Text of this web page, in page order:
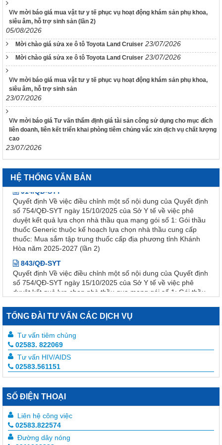
V/v mời báo giá mua vật tư y tế phục vụ hoạt động khám sản phụ khoa,
siêu âm, hỗ trợ sinh sản (lần 2)
05/08/2026
Mời chào giá sửa xe ô tô Toyota Land Cruiser 23/07/2026
Mời chào giá sửa xe ô tô Toyota Land Cruiser 23/07/2026
V/v mời báo giá mua vật tư y tế phục vụ hoạt động khám sản phụ khoa,
siêu âm, hỗ trợ sinh sản
23/07/2026
V/v mời báo giá Tư vấn thẩm định giá tài sản công sử dụng cho mục đích
liên doanh, liên kết triển khai phòng tiêm chủng vắc xin dịch vụ chất lượng
cao
23/07/2026
HỆ THỐNG VĂN BẢN
3639/QĐ-BYT
Quyết định Về việc ban hành tài liệu chuyên môn “Hướng dẫn
quy trình kỹ thuật về Huyết học” – Tập 1
3633/QĐ-BYT
Quyết định Về việc ban hành tài liệu chuyên môn “Hướng dẫn
quy trình kỹ thuật về tạo máu và lympho - Tập 2.1”
3632/QĐ-BYT
Quyết định Về việc ban hành tài liệu chuyên môn “Hướng dẫn
quy trình kỹ thuật về tạo máu và lympho - Tập 1.1”
Quyết định Về việc ban hành tài liệu chuyên môn “Hướng dẫn
quy trình kỹ thuật về Răng Hàm Mặt – Tập 1”
3247 /QĐ-BYT
914/QĐ-SYT
Quyết định Về việc điều chỉnh một số nội dung của Quyết định
số 754/QĐ-SYT ngày 15/10/2025 của Sở Y tế về việc phê
duyệt kết quả lựa chọn nhà thầu qua mạng gói số 1: Gói thầu
thuốc Generic thuộc kế hoạch lựa chọn nhà thầu cung cấp
thuốc: Mua sắm tập trung thuốc cấp địa phương tỉnh Khánh
Hòa năm 2025-2027 (lần 2)
843/QĐ-SYT
Quyết định Về việc điều chỉnh một số nội dung của Quyết định
số 754/QĐ-SYT ngày 15/10/2025 của Sở Y tế về việc phê
duyệt kết quả lựa chọn nhà thầu qua mạng gói số 1: Gói thầu
thuốc Generic thuộc kế hoạch lựa chọn nhà thầu cung cấp
Hòa năm 2025-2027
754/QĐ-SYT
Quyết định Về việc phê duyệt kết quả lựa chọn nhà thầu qua
mạng gói số 1: Gói thầu thuốc Generic thuộc kế hoạch lựa
chọn nhà thầu cung cấp thuốc: Mua sắm tập trung thuốc cấp
địa phương tỉnh Khánh Hòa năm 2025-2027
2741/QĐ-SYT
Quyết định Về việc thu hồi số công bố tiêu chuẩn áp dụng của
thiết bị y tế thuộc loại A, B
1864/SYT-NVYD
Thu hồi thuốc Temozolomid Ribosepharm 100 mg
338/QĐ-KSBT
TỔNG ĐÀI TƯ VẤN CÁC DỊCH VỤ
Tư vấn tiêm chủng
02583. 822069
Tư vấn HIV/AIDS
02583.561151
SỐ ĐIỆN THOẠI
Liên hệ công việc
02583.822574
Đường dây nóng